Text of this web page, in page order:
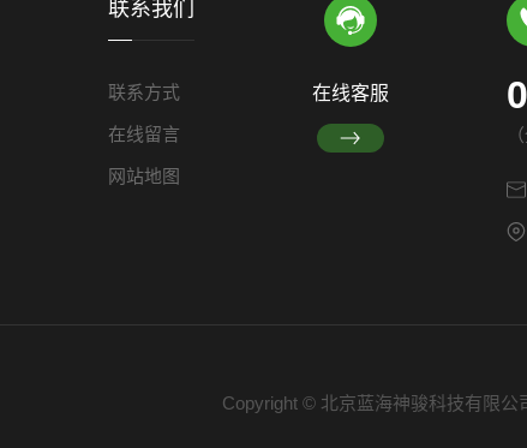
联系我们
联系方式
在线留言
网站地图
在线客服
Copyright © 北京蓝海神骏科技有限